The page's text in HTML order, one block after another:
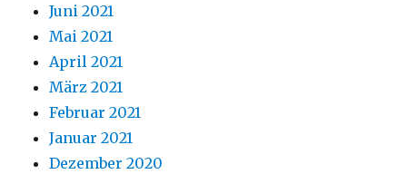
Juni 2021
Mai 2021
April 2021
März 2021
Februar 2021
Januar 2021
Dezember 2020